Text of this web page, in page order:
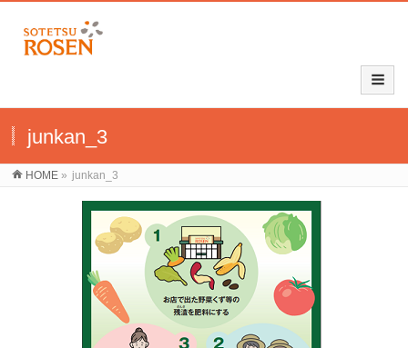
junkan_3
HOME » junkan_3